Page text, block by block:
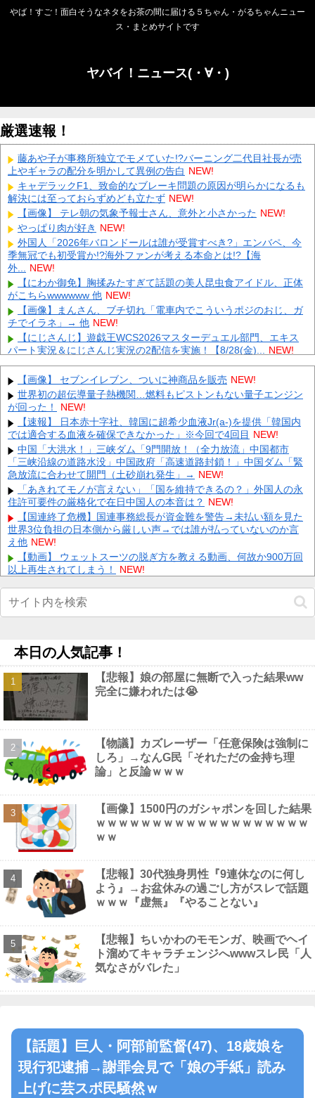
やば！すご！面白そうなネタをお茶の間に届ける５ちゃん・がるちゃんニュー
ス・まとめサイトです
ヤバイ！ニュース(・∀・)
厳選速報！
藤あや子が事務所独立でモメていた!?バーニング二代目社長が売
上やギャラの配分を明かして異例の告白 NEW!
キャデラックF1、致命的なブレーキ問題の原因が明らかになるも
解決には至っておらずめども立たず NEW!
【画像】 テレ朝の気象予報士さん、意外と小さかった NEW!
やっぱり肉が好き NEW!
外国人「2026年バロンドールは誰が受賞すべき?」エンバペ、今
季無冠でも初受賞か!?海外ファンが考える本命とは!?【海
外... NEW!
【にわか御免】胸揉みたすぎて話題の美人昆虫食アイドル、正体
がこちらwwwwww 他 NEW!
【画像】まんさん、ブチ切れ「電車内でこういうポジのおじ、ガ
チでイラネ」→ 他 NEW!
【にじさんじ】遊戯王WCS2026マスターデュエル部門、エキス
パート実況＆にじさんじ実況の2配信を実施！【8/28(金)... NEW!
PS5/その他「ルーンファクトリー6」発表か？24日20時～最新情
報を告知する20周年記念放送を実施 他 NEW!
昨日のE-楽天のサヨナラエラーｗｗｗｗｗｗｗｗｗｗｗｗ 他
NEW!
【悲報】坂口杏里、逃走ｗｗｗｗｗｗｗｗｗｗｗ NEW!
左翼市民団体、広島では通用せず「人殺しの汚い足で広島の土を
踏むな！」→広島県民「お前らの方が汚いんじゃ！」「ワシらが広
島... NEW!
会社「君、転勤ね」→ 男性社員「それなら妻のほうが稼ぎいいん
で辞めます」⇒ 結果・・・ NEW!
【ネット騒然】 元ジャンポケ斉藤の妻、夫の求刑7年翌日にイン
スタ更新！その内容がガチでヤバすぎる… NEW!
【悲報】 とにかくヤりたくてブスと付き合ったらｗｗｗｗｗｗｗ
ｗｗｗｗｗｗｗｗ
Powered by livedoor 相互RSS
【画像】 セブンイレブン、ついに神商品を販売 NEW!
世界初の超伝導量子熱機関…燃料もピストンもない量子エンジン
が回った！
NEW!
【速報】 日本赤十字社、韓国に超希少血液Jr(a-)を提供「韓国内
では適合する血液を確保できなかった」※今回で4回目 NEW!
中国「大洪水！」三峡ダム「9門開放！（全力放流」中国都市
「三峡沿線の道路水没」中国政府「高速道路封鎖！」中国ダム「緊
急放流に合わせて開門（土砂崩れ発生」→ NEW!
「あきれてモノが言えない」「国を維持できるの？」外国人の永
住許可要件の厳格化で在日中国人の本音は？ NEW!
【国連終了危機】国連事務総長が資金難を警告→未払い額を見た
世界3位負担の日本側から厳しい声→では誰が払っていないのか言
え他 NEW!
【動画】 ウェットスーツの脱ぎ方を教える動画、何故か900万回
以上再生されてしまう！
NEW!
【にじさんじ】熱斗くんのガキらしからぬ精神性とかっこよさに
惚れるRei7他
ロシアさん、国民の財産を没収しはじめる他
【画像】 秘湯ロマンに出てる秦瑞穂、極小パ○ティ尻がHすぎる
NEW!
【衝撃】ロドリさん、レアル入り目前から一転バルサ加入へ 4年
契約で年俸55億円ｗｗｗｗｗｗｗｗｗｗ他
うｗｗｗｗｗ NEW!
Powered by livedoor 相互RSS
本日の人気記事！
【悲報】娘の部屋に無断で入った結果ww
完全に嫌われたは😭
【物議】カズレーザー「任意保険は強制に
しろ」→なんG民「それただの金持ち理
論」と反論ｗｗｗ
【画像】1500円のガシャポンを回した結果
ｗｗｗｗｗｗｗｗｗｗｗｗｗｗｗｗｗｗｗ
ｗｗ
【悲報】30代独身男性『9連休なのに何し
よう』→お盆休みの過ごし方がスレで話題
ｗｗｗ『虚無』『やることない』
【悲報】ちいかわのモモンガ、映画でヘイ
ト溜めてキャラチェンジへwwwスレ民「人
気なさがバレた」
【話題】巨人・阿部前監督(47)、18歳娘を
現行犯逮捕→謝罪会見で「娘の手紙」読み
上げに芸スポ民騒然ｗ